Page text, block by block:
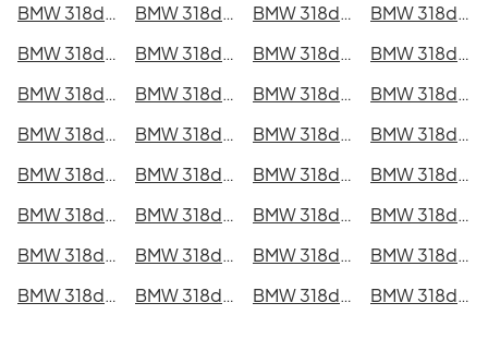
BMW 318d xDrive Touring i Uppsala
BMW 318d xDrive Touring i Västerås BMW 318d xDrive Touring i Halmstad
BMW 318d xDrive Touring i Växjö
BMW 318d xDrive Touring i Eskilstuna
BMW 318d xDrive Touring i Kalmar BMW 318d xDrive Touring i Karlskrona
BMW 318d xDrive Touring i Karlstad
BMW 318d xDrive Touring i Kristianstad
BMW 318d xDrive Touring i Sundsvall BMW 318d xDrive Touring i Umeå
BMW 318d xDrive Touring i Varberg
BMW 318d xDrive Touring i Borås
BMW 318d xDrive Touring i Falkenberg BMW 318d xDrive Touring i Gävle
BMW 318d xDrive Touring i Luleå
BMW 318d xDrive Touring i Lund
BMW 318d xDrive Touring i Mönsterås BMW 318d xDrive Touring i Uddevalla
BMW 318d xDrive Touring i Västervik
BMW 318d xDrive Touring i Ystad
BMW 318d xDrive Touring i Östersund BMW 318d xDrive Touring i Borlänge
BMW 318d xDrive Touring i Kiruna
BMW 318d xDrive Touring i Nyköping
BMW 318d xDrive Touring i Oskarshamn BMW 318d xDrive Touring i Sigtuna
BMW 318d xDrive Touring i Skellefteå
BMW 318d xDrive Touring i Skövde
BMW 318d xDrive Touring i Trollhättan BMW 318d xDrive Touring i Alingsås BMW 318d xDrive Touring i Båstad